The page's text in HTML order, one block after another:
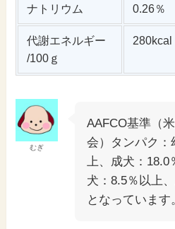
ナトリウム 0.26％
代謝エネルギー
/100ｇ
280kcal
むぎ
AAFCO基準（
会）タンパク：
上、成犬：
犬：8.5％以上
となっています